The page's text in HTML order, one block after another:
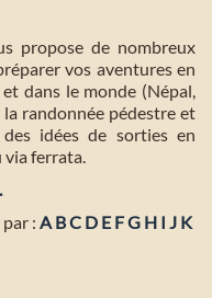
propose de nombreux
vos aventures en
et dans le monde (Népal,
la randonnée pédestre et
idées de sorties en
via ferrata.
: A BC D E FG H I J K